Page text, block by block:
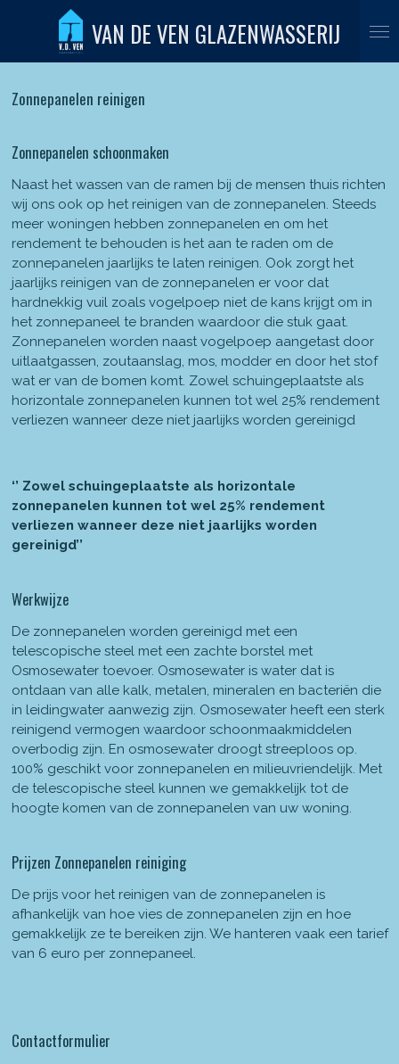
hoofdinhoud
VAN DE VEN GLAZENWASSERIJ
Zonnepanelen reinigen
Zonnepanelen schoonmaken
Naast het wassen van de ramen bij de mensen thuis richten
wij ons ook op het reinigen van de zonnepanelen. Steeds
meer woningen hebben zonnepanelen en om het
rendement te behouden is het aan te raden om de
zonnepanelen jaarlijks te laten reinigen. Ook zorgt het
jaarlijks reinigen van de zonnepanelen er voor dat
hardnekkig vuil zoals vogelpoep niet de kans krijgt om in
het zonnepaneel te branden waardoor die stuk gaat.
Zonnepanelen worden naast vogelpoep aangetast door
uitlaatgassen, zoutaanslag, mos, modder en door het stof
wat er van de bomen komt. Zowel schuingeplaatste als
horizontale zonnepanelen kunnen tot wel 25% rendement
verliezen wanneer deze niet jaarlijks worden gereinigd
‘’ Zowel schuingeplaatste als horizontale
zonnepanelen kunnen tot wel 25% rendement
verliezen wanneer deze niet jaarlijks worden
gereinigd’’
Werkwijze
De zonnepanelen worden gereinigd met een
telescopische steel met een zachte borstel met
Osmosewater toevoer. Osmosewater is water dat is
ontdaan van alle kalk, metalen, mineralen en bacteriën die
in leidingwater aanwezig zijn. Osmosewater heeft een sterk
reinigend vermogen waardoor schoonmaakmiddelen
overbodig zijn. En osmosewater droogt streeploos op.
100% geschikt voor zonnepanelen en milieuvriendelijk. Met
de telescopische steel kunnen we gemakkelijk tot de
hoogte komen van de zonnepanelen van uw woning.
Prijzen Zonnepanelen reiniging
De prijs voor het reinigen van de zonnepanelen is
afhankelijk van hoe vies de zonnepanelen zijn en hoe
gemakkelijk ze te bereiken zijn. We hanteren vaak een tarief
van 6 euro per zonnepaneel.
Contactformulier